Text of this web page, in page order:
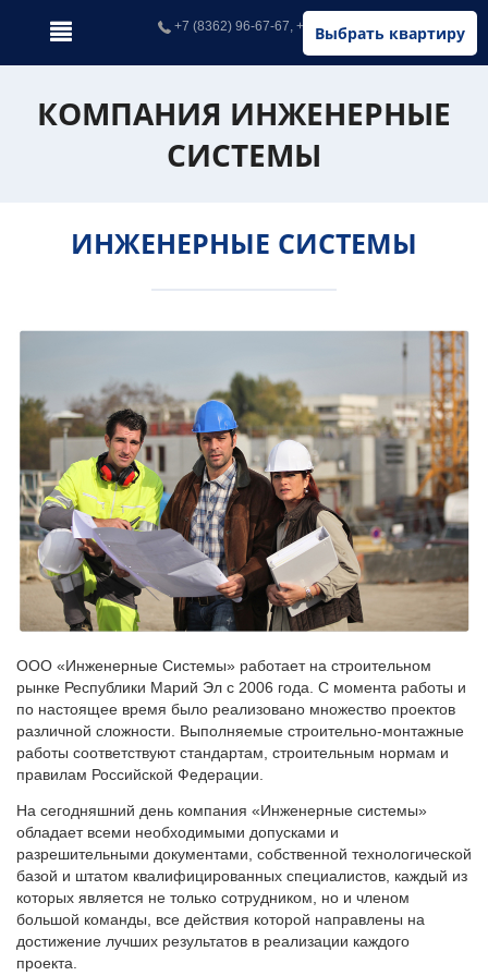
Выбрать квартиру
+7 (8362) 96-67-67, +7 (902) 326-67-67
КОМПАНИЯ ИНЖЕНЕРНЫЕ
СИСТЕМЫ
ИНЖЕНЕРНЫЕ СИСТЕМЫ
ООО «Инженерные Системы» работает на строительном
рынке Республики Марий Эл с 2006 года. С момента работы и
по настоящее время было реализовано множество проектов
различной сложности. Выполняемые строительно-монтажные
работы соответствуют стандартам, строительным нормам и
правилам Российской Федерации.
На сегодняшний день компания «Инженерные системы»
обладает всеми необходимыми допусками и
разрешительными документами, собственной технологической
базой и штатом квалифицированных специалистов, каждый из
которых является не только сотрудником, но и членом
большой команды, все действия которой направлены на
достижение лучших результатов в реализации каждого
проекта.